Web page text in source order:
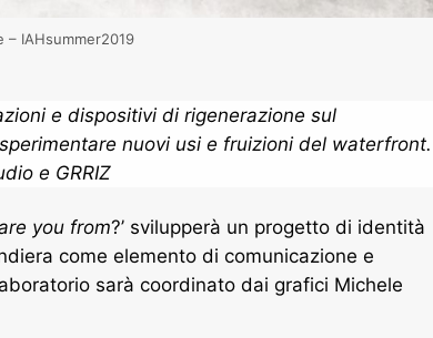
– IAHsummer2019
e dispositivi di rigenerazione sul
nuovi usi e fruizioni del waterfront.
e GRRIZ
you from?’ svilupperà un progetto di identità
come elemento di comunicazione e
sarà coordinato dai grafici Michele